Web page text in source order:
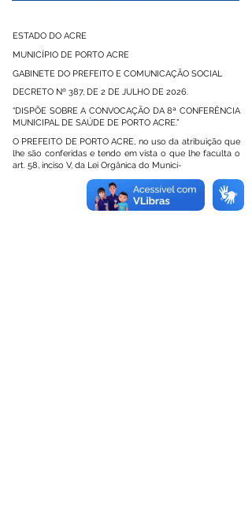
ESTADO DO ACRE
MUNICÍPIO DE PORTO ACRE
GABINETE DO PREFEITO E COMUNICAÇÃO SOCIAL
DECRETO Nº 387, DE 2 DE JULHO DE 2026.
“DISPÕE SOBRE A CONVOCAÇÃO DA 8ª CONFERÊNCIA
MUNICIPAL DE SAÚDE DE PORTO ACRE.”
O PREFEITO DE PORTO ACRE, no uso da atribuição que
lhe são conferidas e tendo em vista o que lhe faculta o
art. 58, inciso V, da Lei Orgânica do Municí-